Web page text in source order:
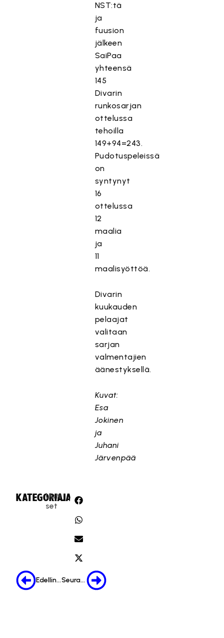
NST:tä
ja
fuusion
jälkeen
SaiPaa
yhteensä
145
Divarin
runkosarjan
ottelussa
tehoilla
149+94=243.
Pudotuspeleissä
on
syntynyt
16
ottelussa
12
maalia
ja
11
maalisyöttöä.
Divarin
kuukauden
pelaajat
valitaan
sarjan
valmentajien
äänestyksellä.
Kuvat:
Esa
Jokinen
ja
Juhani
Järvenpää
KATEGORIA:
Uuti
set
JAA:
Edellinen Seuraava